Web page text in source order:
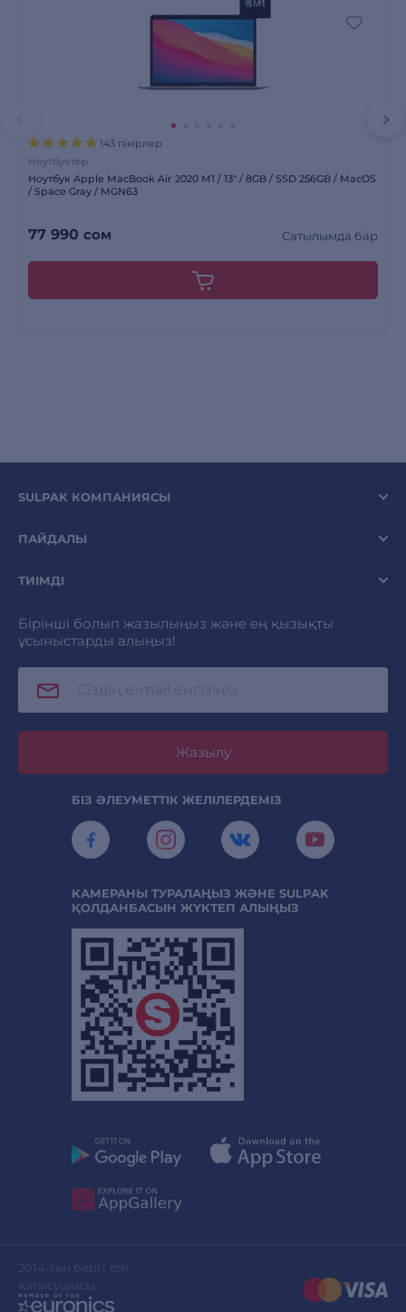
143 пікірлер
Ноутбуктер
Ноутбук Apple MacBook Air 2020 M1 / 13″ / 8GB / SSD 256GB / MacOS
/ Space Gray / MGN63
77 990 сом Сатылымда бар
SULPAK КОМПАНИЯСЫ
ПАЙДАЛЫ
ТИІМДІ
Бірінші болып жазылыңыз және ең қызықты
ұсыныстарды алыңыз!
Жазылу
БІЗ ӘЛЕУМЕТТІК ЖЕЛІЛЕРДЕМІЗ
КАМЕРАНЫ ТУРАЛАҢЫЗ ЖӘНЕ SULPAK
ҚОЛДАНБАСЫН ЖҮКТЕП АЛЫҢЫЗ
2014-тен бергі топ
қатысушысы